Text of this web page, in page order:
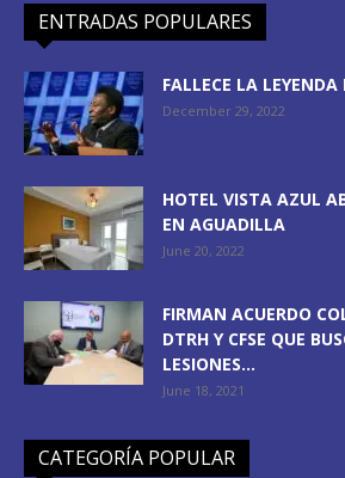
ENTRADAS POPULARES
FALLECE LA
December 29, 2022
HOTEL VISTA AZUL
EN AGUADILLA
June 20, 2022
FIRMAN ACUERDO
DTRH Y CFSE QUE
LESIONES...
June 18, 2021
CATEGORÍA POPULAR